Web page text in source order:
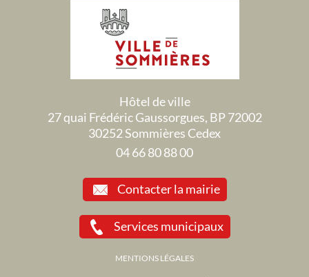
Hôtel de ville
27 quai Frédéric Gaussorgues, BP 72002
30252 Sommières Cedex
04 66 80 88 00
Contacter la mairie
Services municipaux
MENTIONS LÉGALES